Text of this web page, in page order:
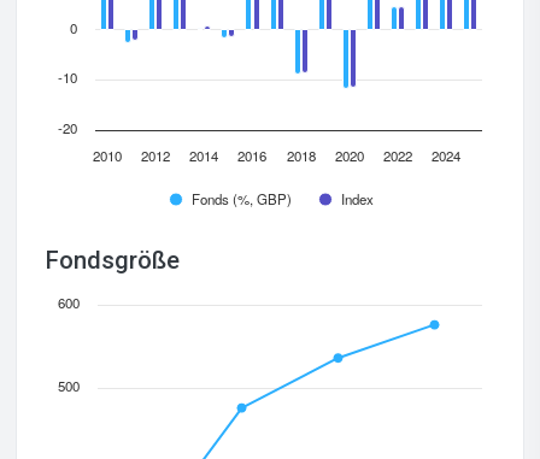
Fonds (%, GBP) Index
2010 2012 2014 2016 2018 2020 2022 2024
-20
-10
0
Fondsgröße
500
600